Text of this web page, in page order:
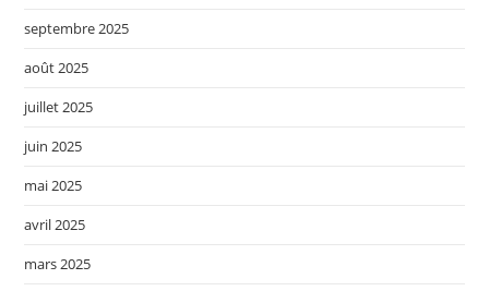
septembre 2025
août 2025
juillet 2025
juin 2025
mai 2025
avril 2025
mars 2025